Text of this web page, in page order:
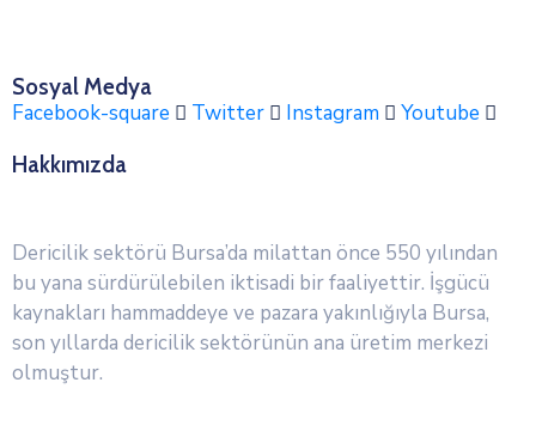
Sosyal Medya
Facebook-square
Twitter Instagram
Youtube
Hakkımızda
Dericilik sektörü Bursa’da milattan önce 550 yılından
bu yana sürdürülebilen iktisadi bir faaliyettir. İşgücü
kaynakları hammaddeye ve pazara yakınlığıyla Bursa,
son yıllarda dericilik sektörünün ana üretim merkezi
olmuştur.